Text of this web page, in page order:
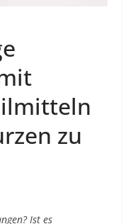
zu
Ist es